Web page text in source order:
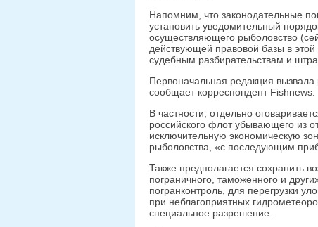
Напомним, что законодательные
установить уведомительный
осуществляющего рыболовство
действующей правовой базы в
судебным разбирательствам и
Первоначальная редакция
сообщает корреспондент Fishnews.
В частности, отдельно
российского флот убывающего из
исключительную экономическую
рыболовства, «с последующим
Также предполагается сохранить
пограничного, таможенного и
погранконтроль, для перегрузки
при неблагоприятных
специальное разрешение.